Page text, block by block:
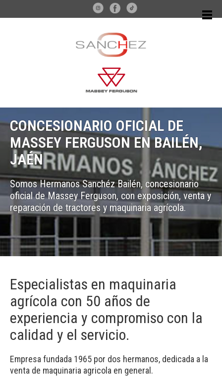
CONCESIONARIO OFICIAL DE
MASSEY FERGUSON EN BAILÉN,
JAÉN
Somos Hermanos Sanchéz Bailén, concesionario
oficial de Massey Ferguson, con exposición, venta y
reparación de tractores y maquinaria agrícola.
Especialistas en maquinaria
agrícola con 50 años de
experiencia y compromiso con la
calidad y el servicio.
Empresa fundada 1965 por dos hermanos, dedicada a la
venta de maquinaria agricola en general.